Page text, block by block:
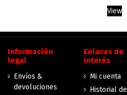
View
Información
legal
Envíos &
devoluciones
Enlaces de
interés
Mi cuenta
Historial de